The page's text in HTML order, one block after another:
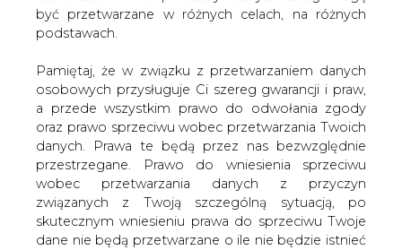
być przetwarzane w różnych celach, na różnych
podstawach.
Pamiętaj, że w związku z przetwarzaniem danych
osobowych przysługuje Ci szereg gwarancji i praw,
a przede wszystkim prawo do odwołania zgody
oraz prawo sprzeciwu wobec przetwarzania Twoich
danych. Prawa te będą przez nas bezwzględnie
przestrzegane. Prawo do wniesienia sprzeciwu
wobec przetwarzania danych z przyczyn
związanych z Twoją szczególną sytuacją, po
skutecznym wniesieniu prawa do sprzeciwu Twoje
dane nie będą przetwarzane o ile nie będzie istnieć
CEZ wybuduje elektrownie w
Moskwie
Czeska grupa energetyczna CEZ została
wybrana na wykonawcę trzech bloków
elektrowni z całkowitą mocą 600 MW w
Moskwie, podała spółka w komunikacie
we wtorek.